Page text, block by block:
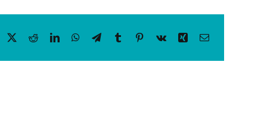
Facebook RedditLinkedInWhatsApp
TelegramTumblr Pinterest
Vk Xing Email